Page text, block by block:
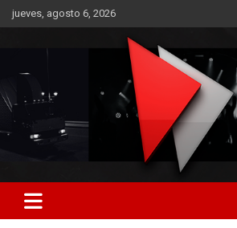
Saltar
al
jueves, agosto 6, 2026
RO CONTENIDOS